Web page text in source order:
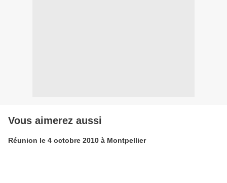
Vous aimerez aussi
Réunion le 4 octobre 2010 à Montpellier